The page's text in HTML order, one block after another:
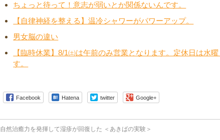
ちょっと待って！意志が弱いとか関係ないんです。
【自律神経を整える】温冷シャワーがパワーアップ。
男女脳の違い
【臨時休業】8/1㈯は午前のみ営業となります。定休日は水
す。
Facebook Hatena twitter Google+
自然治癒力を発揮して湿疹が回復した ＜あきばの実験＞